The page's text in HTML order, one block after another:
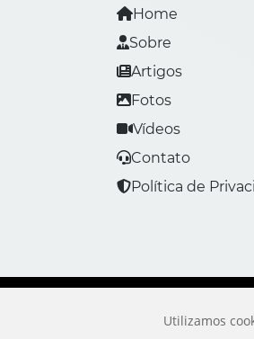
Home
Sobre
Artigos
Fotos
Vídeos
Contato
Política de
Utilizamos